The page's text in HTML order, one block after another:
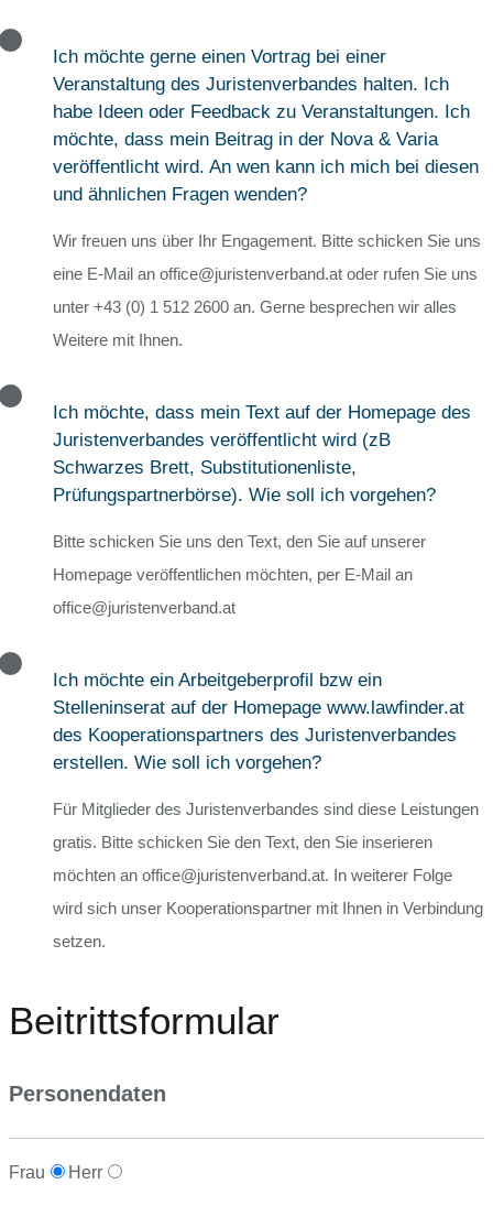
Ich möchte gerne einen Vortrag bei einer
Veranstaltung des Juristenverbandes halten. Ich
habe Ideen oder Feedback zu Veranstaltungen. Ich
möchte, dass mein Beitrag in der Nova & Varia
veröffentlicht wird. An wen kann ich mich bei diesen
und ähnlichen Fragen wenden?
Wir freuen uns über Ihr Engagement. Bitte schicken Sie uns
eine E-Mail an office@juristenverband.at oder rufen Sie uns
unter +43 (0) 1 512 2600 an. Gerne besprechen wir alles
Weitere mit Ihnen.
Ich möchte, dass mein Text auf der Homepage des
Juristenverbandes veröffentlicht wird (zB
Schwarzes Brett, Substitutionenliste,
Prüfungspartnerbörse). Wie soll ich vorgehen?
Bitte schicken Sie uns den Text, den Sie auf unserer
Homepage veröffentlichen möchten, per E-Mail an
office@juristenverband.at
Ich möchte ein Arbeitgeberprofil bzw ein
Stelleninserat auf der Homepage www.lawfinder.at
des Kooperationspartners des Juristenverbandes
erstellen. Wie soll ich vorgehen?
Für Mitglieder des Juristenverbandes sind diese Leistungen
gratis. Bitte schicken Sie den Text, den Sie inserieren
möchten an office@juristenverband.at. In weiterer Folge
wird sich unser Kooperationspartner mit Ihnen in Verbindung
setzen.
Beitrittsformular
Personendaten
Frau Herr